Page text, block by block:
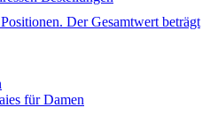
Der Gesamtwert beträgt
für Damen